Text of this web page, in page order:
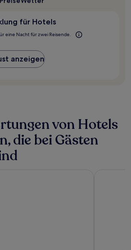
für Hotels
eine Nacht für zwei Reisende.
anzeigen
von Hotels
die bei Gästen